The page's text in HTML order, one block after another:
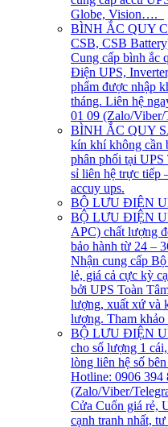
Globe, Vision….
BÌNH ẮC QUY
CSB, CSB
Cung cấp bình ắc
Điện UPS,
phẩm được nhập
tháng. Liên hệ
01 09 (Zalo/Viber/
BÌNH ẮC QUY
kín khí không cần
phân phối tại UPS
sỉ liên hệ trực tiếp
accuy ups.
BỘ LƯU ĐIỆN
BỘ LƯU ĐIỆN
APC) chất lượng
bảo hành từ 24 –
Nhận cung cấp
lẻ, giá cả cực kỳ
bởi UPS Toàn
lượng, xuất xứ và
lượng. Tham
BỘ LƯU ĐIỆN
cho số lượng 1
lòng liên hệ số
Hotline: 0906 394
(Zalo/Viber/
Cửa Cuốn giá rẻ,
cạnh tranh nhất,